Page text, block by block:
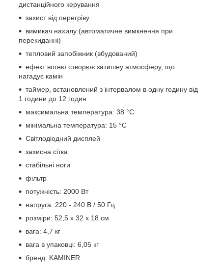
дистанційного керування
захист від перегріву
вимикач нахилу (автоматичне вимкнення при
перекиданні)
тепловий запобіжник (вбудований)
ефект вогню створює затишну атмосферу, що
нагадує камін
таймер, встановлений з інтервалом в одну годину від
1 години до 12 годин
максимальна температура: 38 °C
мінімальна температура: 15 °C
Світлодіодний дисплей
захисна сітка
стабільні ноги
фільтр
потужність: 2000 Вт
напруга: 220 - 240 В / 50 Гц
розміри: 52,5 x 32 x 18 см
вага: 4,7 кг
вага в упаковці: 6,05 кг
бренд: KAMINER